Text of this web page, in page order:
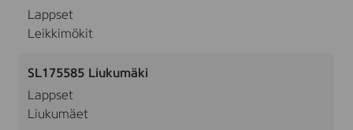
Lappset
Leikkimökit
SL175585 Liukumäki
Lappset
Liukumäet